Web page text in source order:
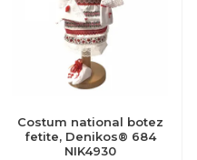
Costum national botez
fetite, Denikos® 684
NIK4930